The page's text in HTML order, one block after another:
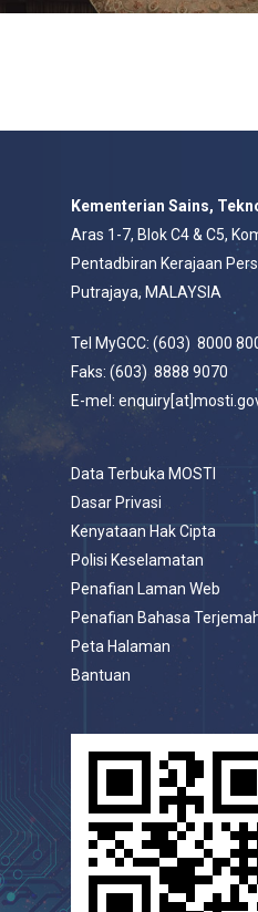
Kementerian Sains,
Aras 1-7, Blok C4 & C5,
Pentadbiran Kerajaan
Putrajaya, MALAYSIA
Tel MyGCC: (603) 8000
Faks: (603) 8888 9070
E-mel:
Data Terbuka MOSTI
Dasar Privasi
Kenyataan Hak Cipta
Polisi Keselamatan
Penafian Laman Web
Penafian Bahasa
Peta Halaman
Bantuan